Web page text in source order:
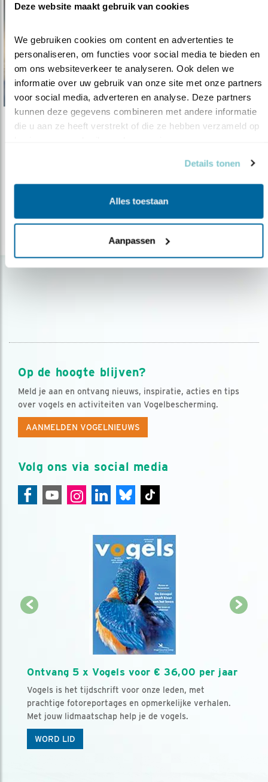
Deze website maakt gebruik van cookies
We gebruiken cookies om content en advertenties te
personaliseren, om functies voor social media te bieden en
om ons websiteverkeer te analyseren. Ook delen we
informatie over uw gebruik van onze site met onze partners
voor social media, adverteren en analyse. Deze partners
kunnen deze gegevens combineren met andere informatie
die u aan ze heeft verstrekt of die ze hebben verzameld op
Details tonen
Alles toestaan
Aanpassen
Nieuws
09.01.23Bekijk het strand door de ogen van een
Op de hoogte blijven?
Meld je aan en ontvang nieuws, inspiratie, acties en tips
over vogels en activiteiten van Vogelbescherming.
AANMELDEN VOGELNIEUWS
Volg ons via social media
Ontvang 5 x Vogels voor € 36,00 per jaar
Vogels is het tijdschrift voor onze leden, met
prachtige fotoreportages en opmerkelijke verhalen.
Met jouw lidmaatschap help je de vogels.
WORD LID